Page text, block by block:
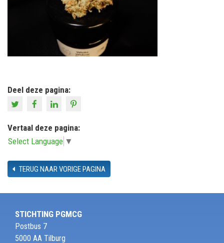
Deel deze pagina:
Vertaal deze pagina:
Select Language ▼
TERUG NAAR VORIGE PAGINA
STICHTING PGMCG
Postbus 7
5000 AA Tilburg